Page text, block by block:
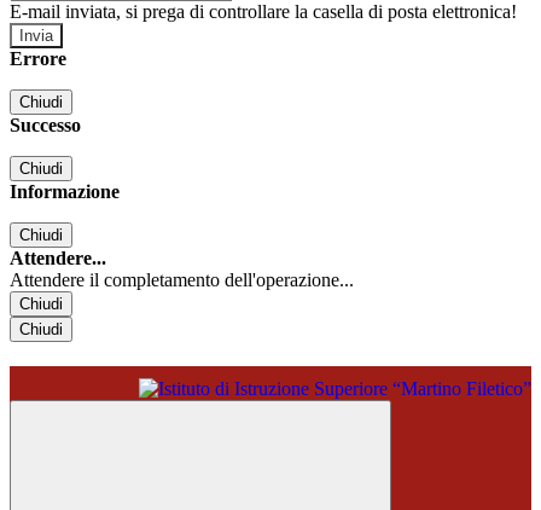
E-mail inviata, si prega di controllare la casella di posta elettronica!
Errore
Chiudi
Successo
Chiudi
Informazione
Chiudi
Attendere...
Attendere il completamento dell'operazione...
Chiudi
Chiudi